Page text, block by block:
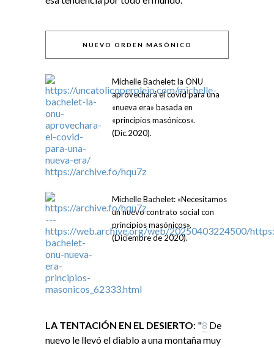
NUEVO ORDEN MASÓNICO
Michelle Bachelet: la ONU
aprovechará el covid para una
«nueva era» basada en
«principios masónicos».
(Dic.2020).
Michelle Bachelet: «Necesitamos
un nuevo contrato social con
principios masónicos».
(Diciembre de 2020).
LA TENTACIÓN EN EL DESIERTO: "8 De
nuevo le llevó el diablo a una montaña muy